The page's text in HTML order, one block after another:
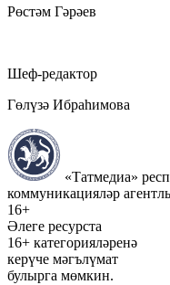
Рөстәм Гәрәев
Шеф-редактор
Гөлүзә Ибраһимова
«Татмедиа»
коммуникацияләр
16+
Әлеге ресурста
16+ категорияләренә
керүче мәгълүмат
булырга мөмкин.